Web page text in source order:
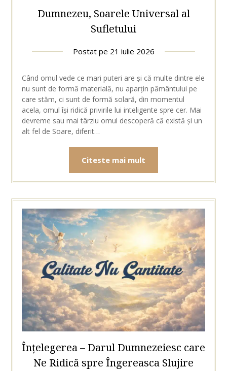
Dumnezeu, Soarele Universal al
Sufletului
Postat pe 21 iulie 2026
Când omul vede ce mari puteri are și că multe dintre ele
nu sunt de formă materială, nu aparțin pământului pe
care stăm, ci sunt de formă solară, din momentul
acela, omul își ridică privirile lui inteligente spre cer. Mai
devreme sau mai târziu omul descoperă că există și un
alt fel de Soare, diferit…
Citeste mai mult
Înțelegerea – Darul Dumnezeiesc care
Ne Ridică spre Îngereasca Slujire